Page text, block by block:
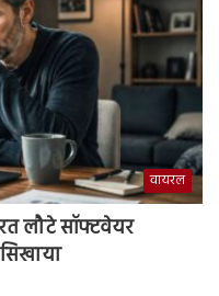
वायरल
लौटे सॉफ्टवेयर